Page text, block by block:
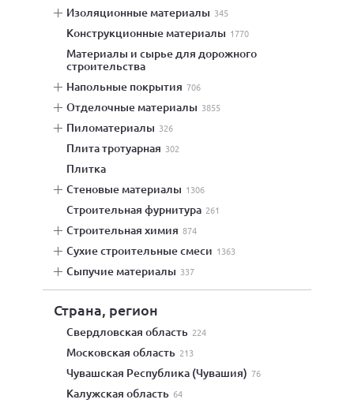
изоляционные материалы 345
конструкционные материалы 1770
материалы и сырье для дорожного
строительства
напольные покрытия 706
отделочные материалы 3855
пиломатериалы 326
плита тротуарная 302
плитка
стеновые материалы 1306
строительная фурнитура 261
строительная химия 874
сухие строительные смеси 1363
сыпучие материалы 337
Страна, регион
Свердловская область 224
Московская область 213
Чувашская Республика (Чувашия) 76
Калужская область 64